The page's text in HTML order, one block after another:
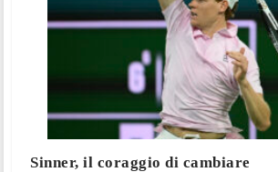
Sinner, il coraggio di cambiare